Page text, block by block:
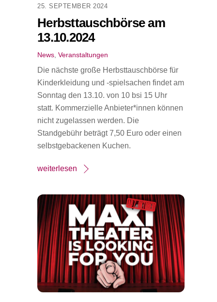
25. SEPTEMBER 2024
Herbsttauschbörse am
13.10.2024
News ,Veranstaltungen
Die nächste große Herbsttauschbörse für
Kinderkleidung und -spielsachen findet am
Sonntag den 13.10. von 10 bsi 15 Uhr
statt. Kommerzielle Anbieter*innen können
nicht zugelassen werden. Die
Standgebühr beträgt 7,50 Euro oder einen
selbstgebackenen Kuchen.
weiterlesen